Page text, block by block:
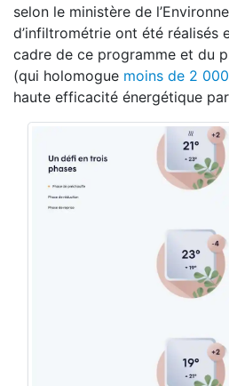
selon le ministère de
d’infiltrométrie ont été réalisés
cadre de ce programme et du
(qui holomogue moins de 2
haute efficacité énergétique